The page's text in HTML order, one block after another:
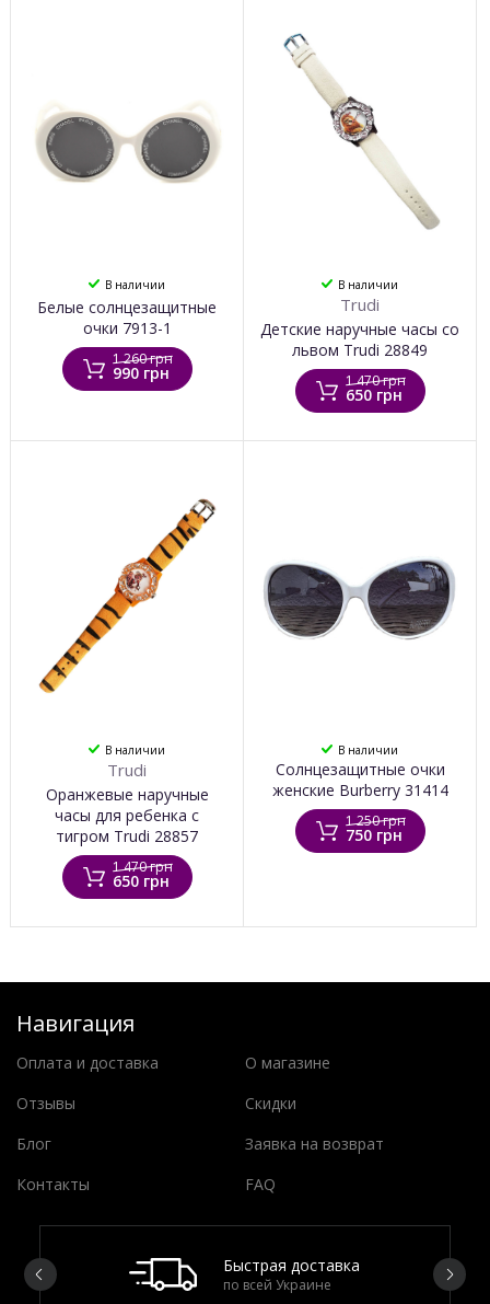
В наличии
Белые солнцезащитные
очки 7913-1
1 260 грн
990 грн
В наличии
Trudi
Детские наручные часы со
львом Trudi 28849
1 470 грн
650 грн
В наличии
Trudi
Оранжевые наручные
часы для ребенка с
тигром Trudi 28857
1 470 грн
650 грн
В наличии
Солнцезащитные очки
женские Burberry 31414
1 250 грн
750 грн
Навигация
Оплата и доставка
О магазине
Отзывы
Скидки
Блог
Заявка на возврат
Контакты
FAQ
Быстрая доставка
по всей Украине